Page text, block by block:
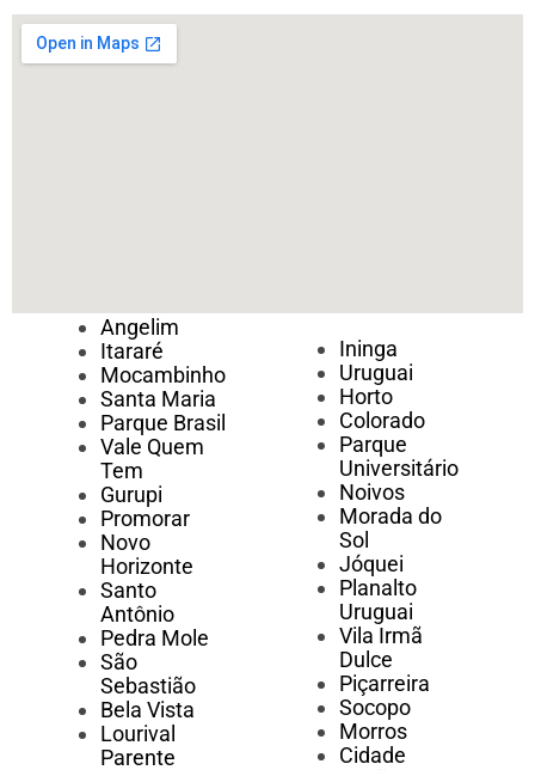
Angelim
Itararé
Mocambinho
Santa Maria
Parque Brasil
Vale Quem
Tem
Gurupi
Promorar
Novo
Horizonte
Santo
Antônio
Pedra Mole
São
Sebastião
Bela Vista
Lourival
Parente
Ininga
Uruguai
Horto
Colorado
Parque
Universitário
Noivos
Morada do
Sol
Jóquei
Planalto
Uruguai
Vila Irmã
Dulce
Piçarreira
Socopo
Morros
Cidade